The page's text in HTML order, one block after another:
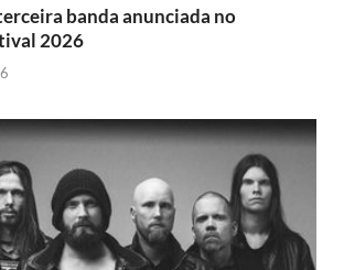
banda anunciada no
2026